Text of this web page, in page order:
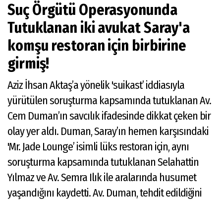
Suç Örgütü Operasyonunda
Tutuklanan iki avukat Saray'a
komşu restoran için birbirine
girmiş!
Aziz İhsan Aktaş’a yönelik 'suikast’ iddiasıyla
yürütülen soruşturma kapsamında tutuklanan Av.
Cem Duman’ın savcılık ifadesinde dikkat çeken bir
olay yer aldı. Duman, Saray’ın hemen karşısındaki
'Mr. Jade Lounge’ isimli lüks restoran için, aynı
soruşturma kapsamında tutuklanan Selahattin
Yılmaz ve Av. Semra Ilık ile aralarında husumet
yaşandığını kaydetti. Av. Duman, tehdit edildiğini